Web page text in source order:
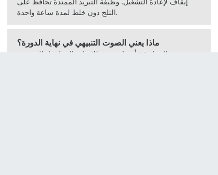
الثلج دون خلط لمدة ساعة واحدة.
ماذا يعني الصوت التنبيهي في نهاية الدورة؟
يصدر الجهاز 10 أصوات تنبيه للإشارة إلى انتهاء التحضير.